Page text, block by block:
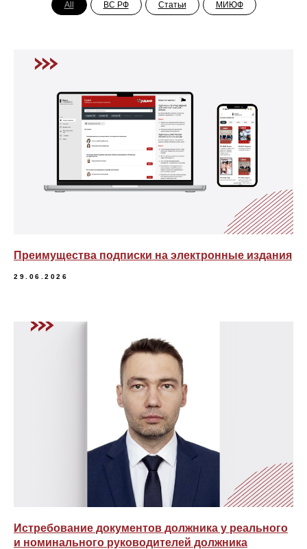
All ВС РФ Статьи МИЮФ
Преимущества подписки на электронные издания
29.06.2026
Истребование документов должника у реального
и номинального руководителей должника